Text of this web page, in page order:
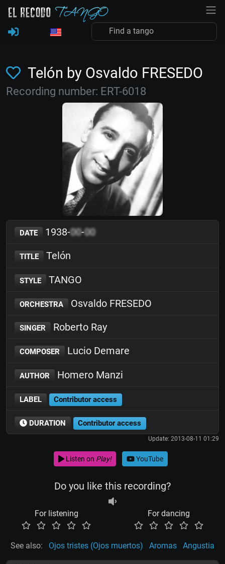
Telón by Osvaldo FRESEDO
Recording number: ERT-6018
DATE 1938-00-00
TITLE Telón
STYLE TANGO
ORCHESTRA Osvaldo FRESEDO
SINGER Roberto Ray
COMPOSER Lucio Demare
AUTHOR Homero Manzi
LABEL Contributor access
DURATION Contributor access
Update: 2013-08-11 01:29
Listen on Play! YouTube
Do you like this recording?
For listening For dancing
See also: Ojos tristes (Ojos muertos) Aromas Angustia